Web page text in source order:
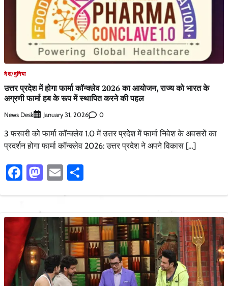
देश/दुनिया
उत्तर प्रदेश में होगा फार्मा कॉन्क्लेव 2026 का आयोजन, राज्य को भारत के
अग्रणी फार्मा हब के रूप में स्थापित करने की पहल
News Desk January 31, 2026 0
3 फरवरी को फार्मा कॉन्क्लेव 1.0 में उत्तर प्रदेश में फार्मा निवेश के अवसरों का
प्रदर्शन होगा फार्मा कॉन्क्लेव 2026: उत्तर प्रदेश ने अपने विकास […]
Facebook
Mastodon
Email